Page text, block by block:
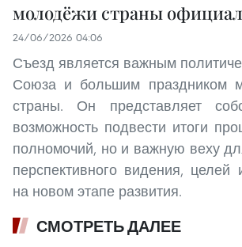
молодёжи страны
24/06/2026 04:06
Съезд является важным
Союза и большим праздником
страны. Он представляет
возможность подвести итоги
полномочий, но и важную веху
перспективного видения,
на новом этапе развития.
СМОТРЕТЬ ДАЛЕЕ